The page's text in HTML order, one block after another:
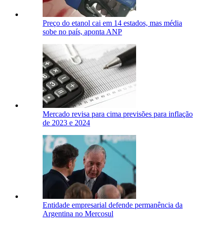
Preço do etanol cai em 14 estados, mas média
sobe no país, aponta ANP
Mercado revisa para cima previsões para inflação
de 2023 e 2024
Entidade empresarial defende permanência da
Argentina no Mercosul